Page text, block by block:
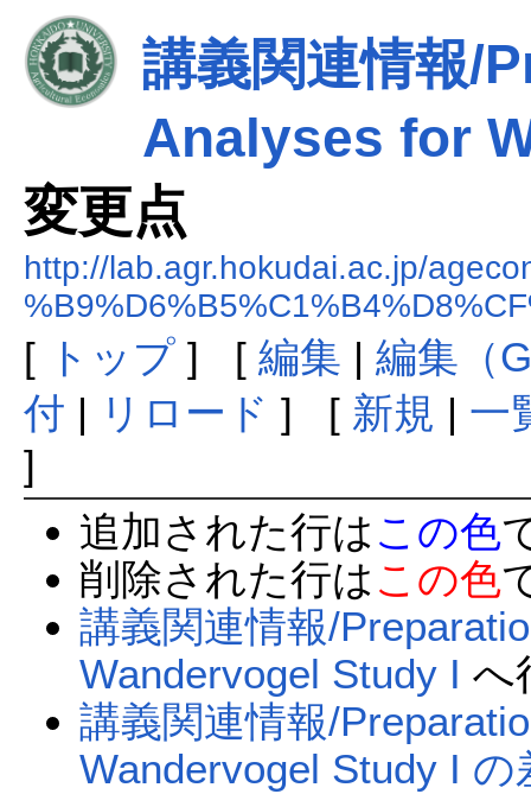
講義関連情報/
Analyses for
変更点
http://lab.agr.hokudai.ac.jp/
[ トップ] [ 編集 | 編集（
付 | リロード ] [ 新規 | 一
]
追加された行は この色
削除された行は この色
講義関連情報/
Wandervogel Study I へ
講義関連情報/
Wandervogel Study I の